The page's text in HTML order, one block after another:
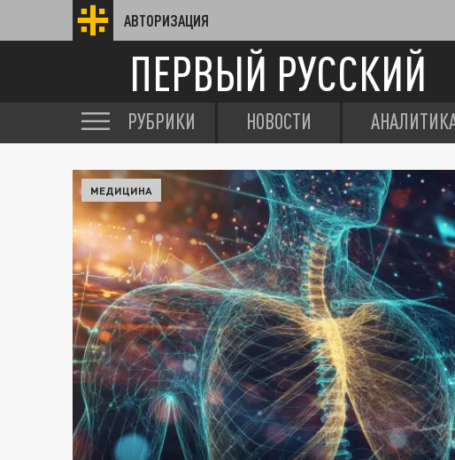
АВТОРИЗАЦИЯ
ПЕРВЫЙ РУССКИЙ
РУБРИКИ НОВОСТИ
МЕДИЦИНА